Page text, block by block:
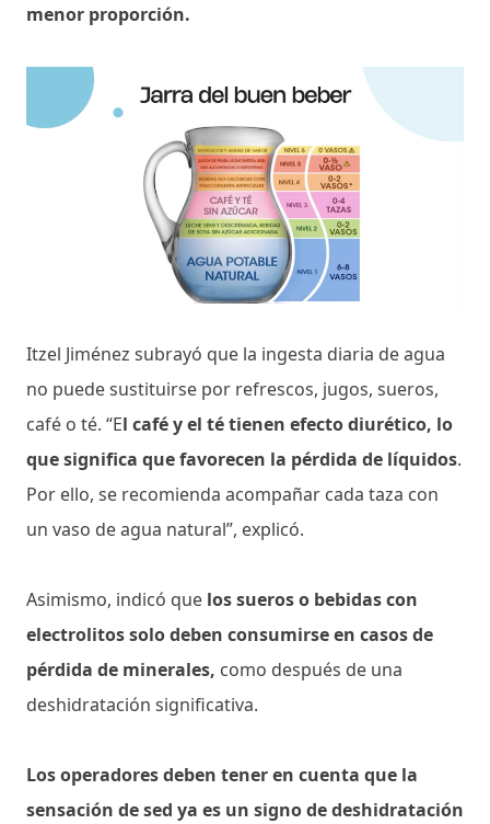
menor proporción.
Itzel Jiménez subrayó que la ingesta diaria de agua
no puede sustituirse por refrescos, jugos, sueros,
café o té. “El café y el té tienen efecto diurético, lo
que significa que favorecen la pérdida de líquidos.
Por ello, se recomienda acompañar cada taza con
un vaso de agua natural”, explicó.
Asimismo, indicó que los sueros o bebidas con
electrolitos solo deben consumirse en casos de
pérdida de minerales, como después de una
deshidratación significativa.
Los operadores deben tener en cuenta que la
sensación de sed ya es un signo de deshidratación